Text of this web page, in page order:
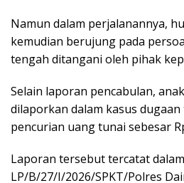
Namun dalam perjalanannya,
kemudian berujung pada
tengah ditangani oleh pihak
Selain laporan pencabulan,
dilaporkan dalam kasus
pencurian uang tunai sebesar
Laporan tersebut tercatat
LP/B/27/I/2026/SPKT/Polres